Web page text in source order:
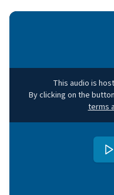
This audio is
By clicking on the
terms